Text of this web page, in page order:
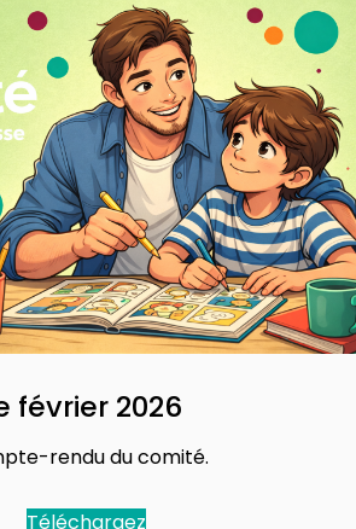
février 2026
rendu du comité.
Téléchargez